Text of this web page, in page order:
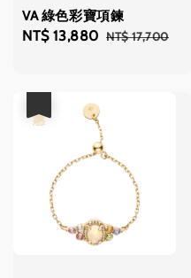
VA 綠色彩寶項鍊
Sale
NT$ 13,880 Regular
NT$ 17,700